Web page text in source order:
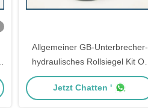
Allgemeiner GB-Unterbrecher-
hydraulisches Rollsiegel Kit Oil
beständig
Jetzt Chatten '